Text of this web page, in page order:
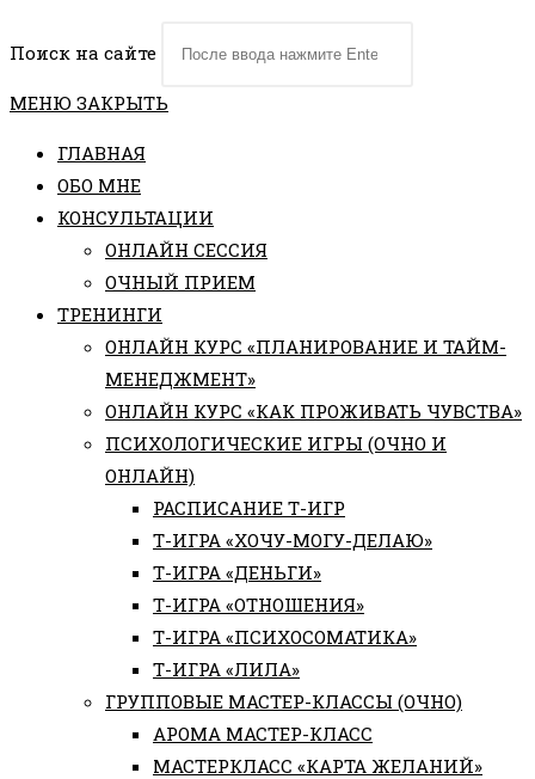
Поиск на сайте
МЕНЮ ЗАКРЫТЬ
ГЛАВНАЯ
ОБО МНЕ
КОНСУЛЬТАЦИИ
ОНЛАЙН СЕССИЯ
ОЧНЫЙ ПРИЕМ
ТРЕНИНГИ
ОНЛАЙН КУРС «ПЛАНИРОВАНИЕ И ТАЙМ-
МЕНЕДЖМЕНТ»
ОНЛАЙН КУРС «КАК ПРОЖИВАТЬ ЧУВСТВА»
ПСИХОЛОГИЧЕСКИЕ ИГРЫ (ОЧНО И
ОНЛАЙН)
РАСПИСАНИЕ Т-ИГР
Т-ИГРА «ХОЧУ-МОГУ-ДЕЛАЮ»
Т-ИГРА «ДЕНЬГИ»
Т-ИГРА «ОТНОШЕНИЯ»
Т-ИГРА «ПСИХОСОМАТИКА»
Т-ИГРА «ЛИЛА»
ГРУППОВЫЕ МАСТЕР-КЛАССЫ (ОЧНО)
АРОМА МАСТЕР-КЛАСС
МАСТЕРКЛАСС «КАРТА ЖЕЛАНИЙ»